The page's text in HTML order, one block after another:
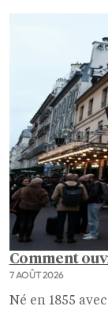
Comment
7 AOÛT 2026
Né en 1855